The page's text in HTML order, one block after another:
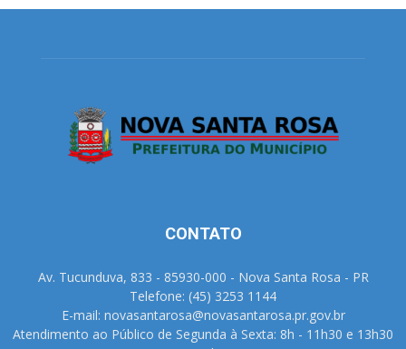
CONTATO
Av. Tucunduva, 833 - 85930-000 - Nova Santa Rosa - PR
Telefone: (45) 3253 1144
E-mail: novasantarosa@novasantarosa.pr.gov.br
Atendimento ao Público de Segunda à Sexta: 8h - 11h30 e 13h30